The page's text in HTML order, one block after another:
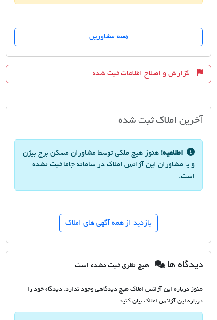
همه مشاورین
گزارش و اصلاح اطلاعات ثبت شده
آخرین املاک ثبت شده
اطلاعیه! هنوز هیچ ملکی توسط مشاوران مسکن برج بیژن
و یا مشاوران این آژانس املاک در سامانه جاما ثبت نشده
است.
بازدید از همه آگهی های املاک
دیدگاه ها هیچ نظری ثبت نشده است
هنوز درباره این آژانس املاک هیچ دیدگاهی وجود ندارد. دیدگاه خود را
درباره این آژانس املاک بیان کنید.